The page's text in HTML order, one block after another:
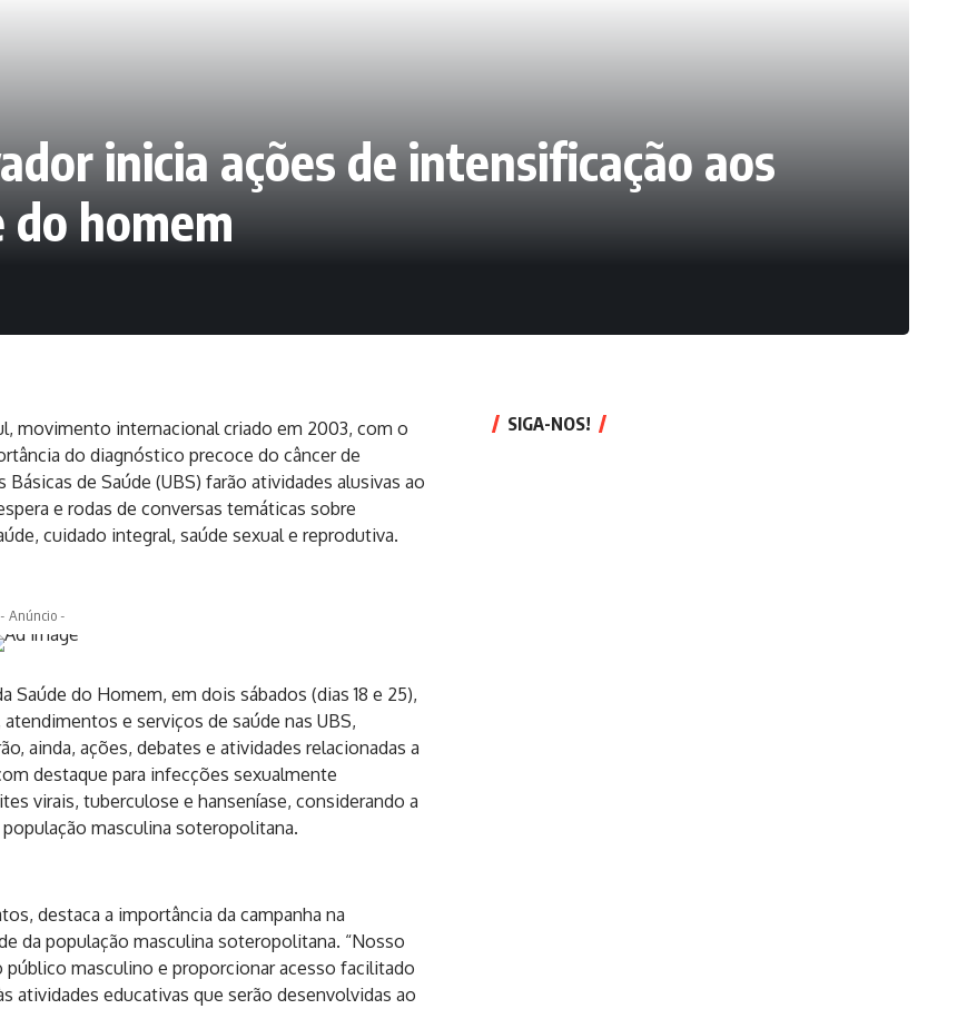
inicia ações de intensificação aos
do homem
movimento internacional criado em 2003, com o
do diagnóstico precoce do câncer de
de Saúde (UBS) farão atividades alusivas ao
e rodas de conversas temáticas sobre
cuidado integral, saúde sexual e reprodutiva.
- Anúncio -
do Homem, em dois sábados (dias 18 e 25),
e serviços de saúde nas UBS,
ainda, ações, debates e atividades relacionadas a
destaque para infecções sexualmente
virais, tuberculose e hanseníase, considerando a
masculina soteropolitana.
destaca a importância da campanha na
da população masculina soteropolitana. “Nosso
masculino e proporcionar acesso facilitado
atividades educativas que serão desenvolvidas ao
SIGA-NOS!